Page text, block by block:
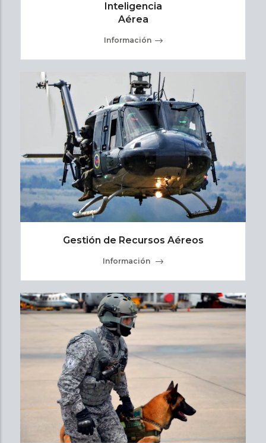
Inteligencia
Aérea
Información
Gestión de Recursos Aéreos
Información